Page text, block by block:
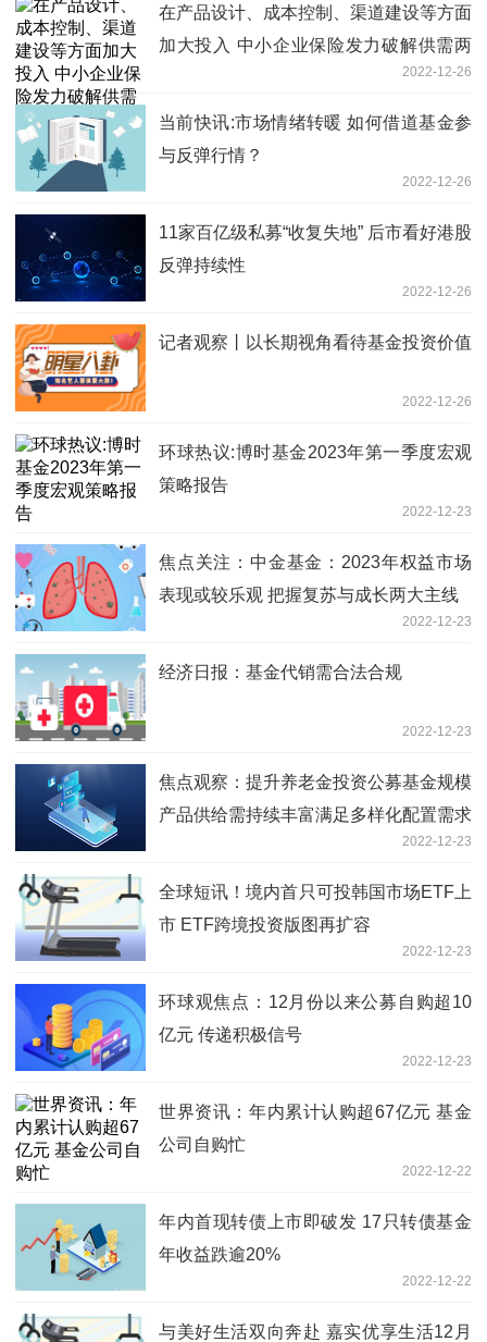
在产品设计、成本控制、渠道建设等方面
加大投入 中小企业保险发力破解供需两
2022-12-26
当前快讯:市场情绪转暖 如何借道基金参
与反弹行情？
2022-12-26
11家百亿级私募“收复失地” 后市看好港股
反弹持续性
2022-12-26
记者观察丨以长期视角看待基金投资价值
2022-12-26
环球热议:博时基金2023年第一季度宏观
策略报告
2022-12-23
焦点关注：中金基金：2023年权益市场
表现或较乐观 把握复苏与成长两大主线
2022-12-23
经济日报：基金代销需合法合规
2022-12-23
焦点观察：提升养老金投资公募基金规模
产品供给需持续丰富满足多样化配置需求
2022-12-23
全球短讯！境内首只可投韩国市场ETF上
市 ETF跨境投资版图再扩容
2022-12-23
环球观焦点：12月份以来公募自购超10
亿元 传递积极信号
2022-12-23
世界资讯：年内累计认购超67亿元 基金
公司自购忙
2022-12-22
年内首现转债上市即破发 17只转债基金
年收益跌逾20%
2022-12-22
与美好生活双向奔赴 嘉实优享生活12月